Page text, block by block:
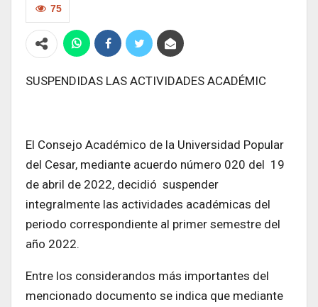
75
SUSPENDIDAS LAS ACTIVIDADES ACADÉMIC
El Consejo Académico de la Universidad Popular
del Cesar, mediante acuerdo número 020 del 19
de abril de 2022, decidió suspender
integralmente las actividades académicas del
periodo correspondiente al primer semestre del
año 2022.
Entre los considerandos más importantes del
mencionado documento se indica que mediante